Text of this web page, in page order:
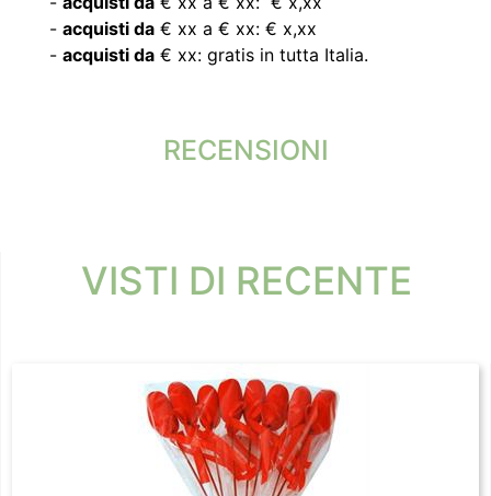
- acquisti da € xx a € xx: € x,xx
- acquisti da € xx: gratis in tutta Italia.
RECENSIONI
VISTI DI RECENTE